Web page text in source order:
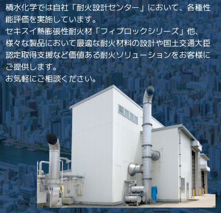
積水化学では自社「耐火設計センター」において、各種性
能評価を実施しています。
セキスイ熱膨張性耐火材「フィブロックシリーズ」他、
様々な製品において最適な耐火材料の設計や国土交通大臣
認定取得支援など価値ある耐火ソリューションをお客様に
ご提供します。
お気軽にご相談ください。